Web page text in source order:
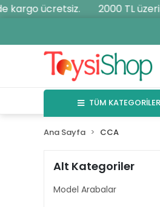
ücretsiz. 2000 TL üzeri
TÜM KATEGORİLER
Ana Sayfa CCA
Alt Kategoriler
Model Arabalar